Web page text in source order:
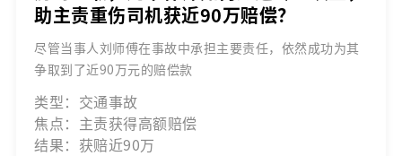
助主责重伤司机获近90万赔偿？
尽管当事人刘师傅在事故中承担主要责任，依然成功为其
争取到了近90万元的赔偿款
类型：交通事故
焦点：主责获得高额赔偿
结果：获赔近90万